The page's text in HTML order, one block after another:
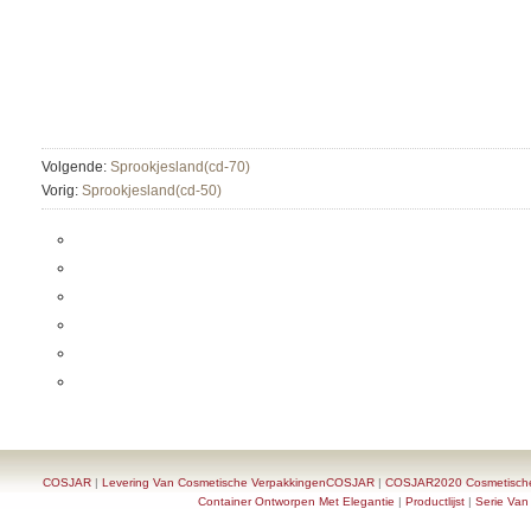
Volgende: Sprookjesland(cd-70)
Vorig: Sprookjesland(cd-50)
COSJAR | Levering Van Cosmetische VerpakkingenCOSJAR | COSJAR2020
Container Ontworpen Met Elegantie | Productlijst | Serie